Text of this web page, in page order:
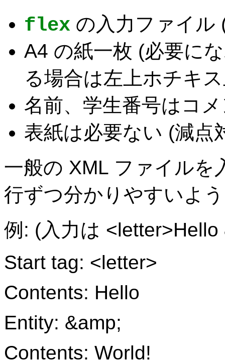
flex の入力ファイル
A4 の紙一枚 (必要に
る場合は左上ホチキ
名前、学生番号はコ
表紙は必要ない (減点
一般の XML ファイルを
行ずつ分かりやすいよ
例: (入力は
Start tag: <letter>
Contents: Hello
Entity: &amp;
Contents: World!